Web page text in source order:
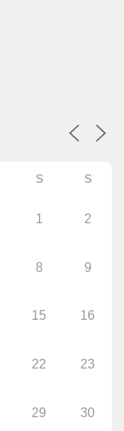
S S
1 2
8 9
15 16
22 23
29 30